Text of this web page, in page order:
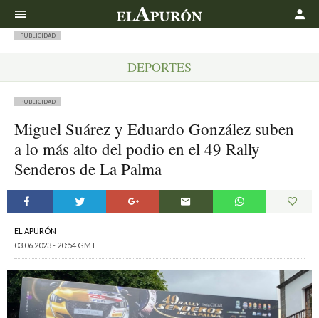
PUBLICIDAD
DEPORTES
PUBLICIDAD
Miguel Suárez y Eduardo González suben
a lo más alto del podio en el 49 Rally
Senderos de La Palma
EL APURÓN
03.06.2023 - 20:54 GMT